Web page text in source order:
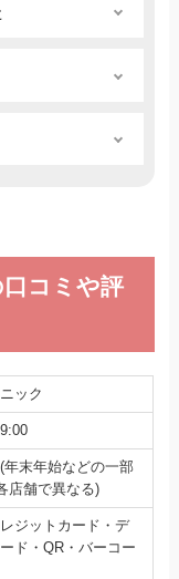
ったことで
に入れたお
トには記載
血、腫れが
2025年1月16日
コミや評
ック
年末年始などの一部
店舗で異なる)
ジットカード・デ
ド・QR・バーコー